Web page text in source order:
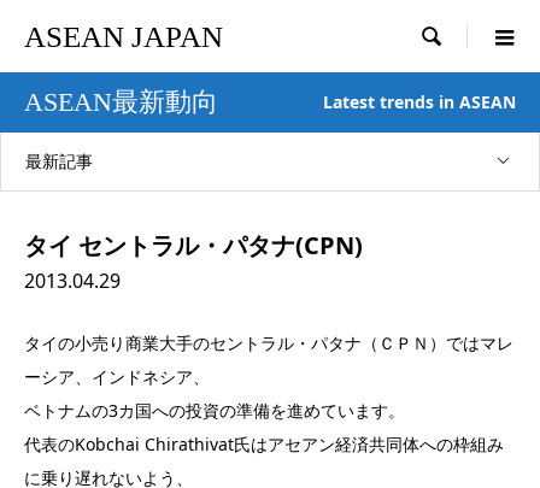
ASEAN JAPAN 
ASEAN最新動向 Latest trends in ASEAN
最新記事
タイ セントラル・パタナ(CPN)
2013.04.29
タイの小売り商業大手のセントラル・パタナ（ＣＰＮ）ではマレ
ーシア、インドネシア、
ベトナムの3カ国への投資の準備を進めています。
代表のKobchai Chirathivat氏はアセアン経済共同体への枠組み
に乗り遅れないよう、